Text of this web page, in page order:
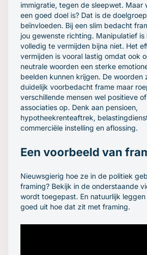
immigratie, tegen de sleepwet. Maar
een goed doel is? Dat is de
beïnvloeden. Bij een slim bedacht
jou gewenste richting. Manipulatief
volledig te vermijden bijna niet. Het
vermijden is vooral lastig omdat ook
neutrale woorden een sterke
beelden kunnen krijgen. De woorden
duidelijk voorbedacht frame maar
verschillende mensen wel positieve
associaties op. Denk aan pensioen,
hypotheekrenteaftrek,
commerciële instelling en aflossing.
Een voorbeeld van
Nieuwsgierig hoe ze in de politiek
framing? Bekijk in de onderstaande
wordt toegepast. En natuurlijk
goed uit hoe dat zit met framing.